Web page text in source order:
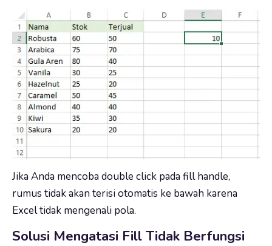
Jika Anda mencoba double click pada fill handle,
rumus tidak akan terisi otomatis ke bawah karena
Excel tidak mengenali pola.
Solusi Mengatasi Fill Tidak Berfungsi